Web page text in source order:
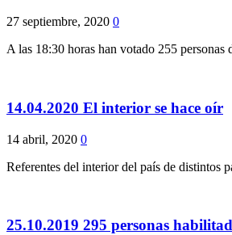
27 septiembre, 2020 0
A las 18:30 horas han votado 255
14.04.2020 El interior se hace oír
14 abril, 2020 0
Referentes del interior del país de distintos
25.10.2019 295 personas